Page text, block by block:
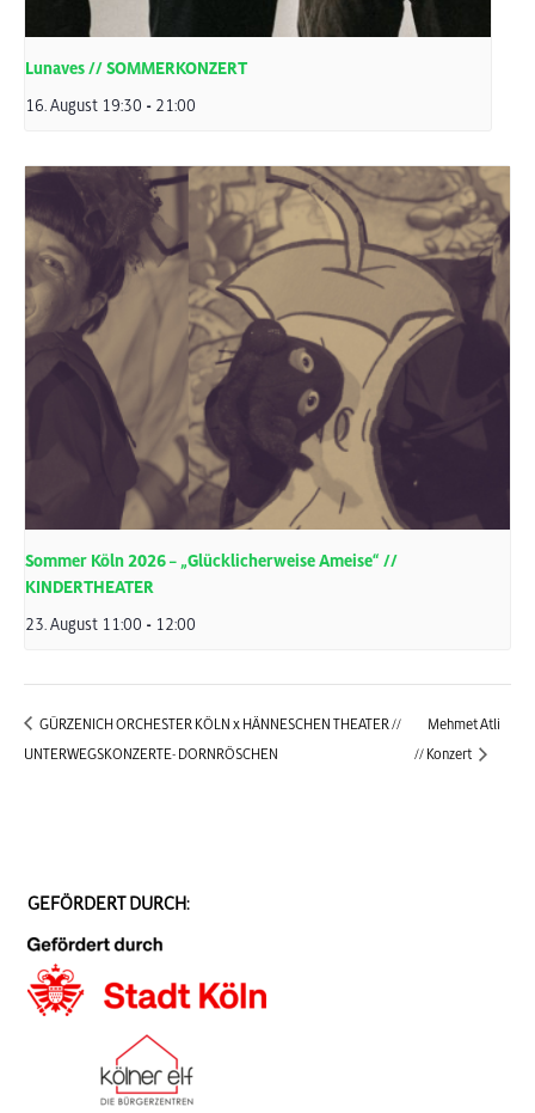
Lunaves // SOMMERKONZERT
16. August 19:30 - 21:00
Sommer Köln 2026 – „Glücklicherweise Ameise“ //
KINDERTHEATER
23. August 11:00 - 12:00
GÜRZENICH ORCHESTER KÖLN x HÄNNESCHEN THEATER //
UNTERWEGSKONZERTE- DORNRÖSCHEN
Mehmet Atli
// Konzert
GEFÖRDERT DURCH: